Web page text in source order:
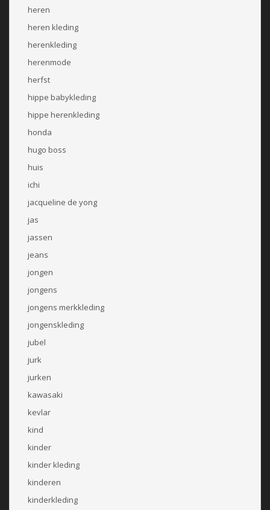
heren
heren kleding
herenkleding
herenmode
herfst
hippe babykleding
hippe herenkleding
honda
hugo boss
huis
ichi
jacqueline de yong
jas
jassen
jeans
jongen
jongens
jongens merkkleding
jongenskleding
jubel
jurk
jurken
kawasaki
kevlar
kind
kinder
kinder kleding
kinderen
kinderkleding